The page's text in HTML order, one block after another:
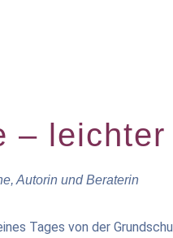
–
Autorin und Beraterin
Tages von der